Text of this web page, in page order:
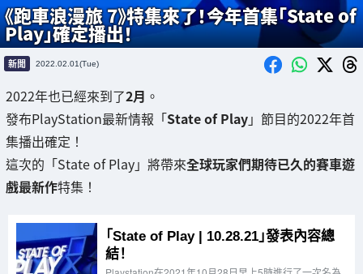
《跑車浪漫旅 7》特集來了！今年首集「State of
Play」確定播出！
新聞 2022.02.01(Tue)
2022年也已經來到了2月 。
發布PlayStation最新情報「State of Play」節目的2022年首
集播出確定！
這次的「State of Play」將帶來全球玩家們期待已久的賽車遊
戲最新作特集！